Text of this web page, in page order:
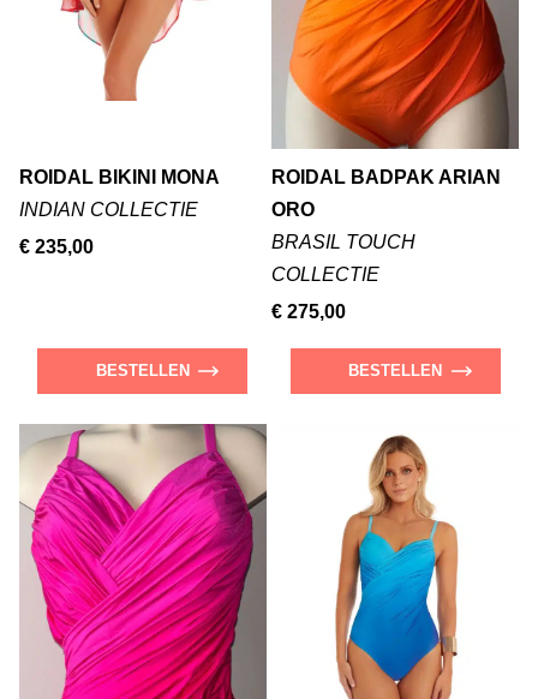
ROIDAL BIKINI MONA
INDIAN COLLECTIE
€ 235,00
BESTELLEN
ROIDAL BADPAK ARIAN
ORO
BRASIL TOUCH
COLLECTIE
€ 275,00
BESTELLEN